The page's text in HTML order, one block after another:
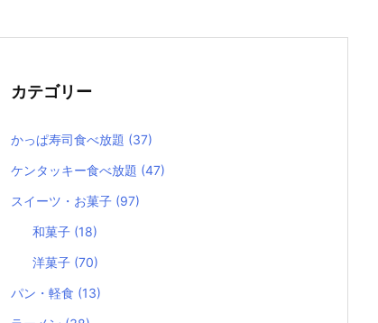
カテゴリー
かっぱ寿司食べ放題 (37)
ケンタッキー食べ放題 (47)
スイーツ・お菓子 (97)
和菓子 (18)
洋菓子 (70)
パン・軽食 (13)